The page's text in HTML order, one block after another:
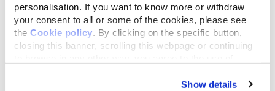
personalisation. If you want to know more or withdraw
your consent to all or some of the cookies, please see
the Cookie policy . By clicking on the specific button,
closing this banner, scrolling this webpage or continuing
Show details